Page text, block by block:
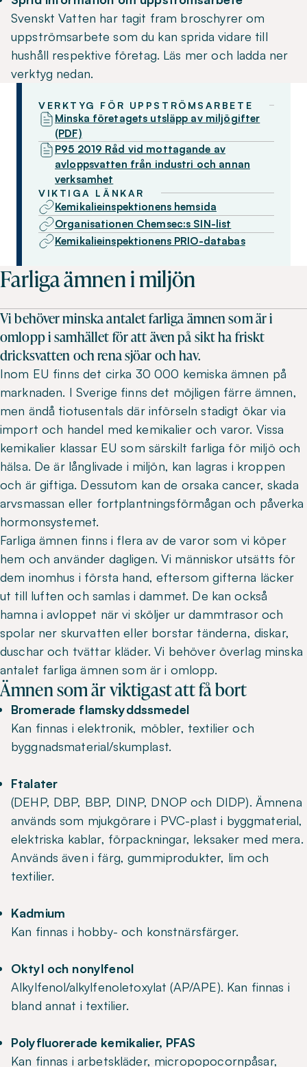
Svenskt Vatten har tagit fram broschyrer om
uppströmsarbete som du kan sprida vidare till
hushåll respektive företag. Läs mer och ladda ner
verktyg nedan.
VERKTYG FÖR UPPSTRÖMSARBETE
Minska företagets utsläpp av miljögifter
(PDF)
P95 2019 Råd vid mottagande av
avloppsvatten från industri och annan
verksamhet
VIKTIGA LÄNKAR
Kemikalieinspektionens hemsida
Organisationen Chemsec:s SIN-list
Kemikalieinspektionens PRIO-databas
Farliga ämnen i miljön
Vi behöver minska antalet farliga ämnen som är i
omlopp i samhället för att även på sikt ha friskt
dricksvatten och rena sjöar och hav.
Inom EU finns det cirka 30 000 kemiska ämnen på
marknaden. I Sverige finns det möjligen färre ämnen,
men ändå tiotusentals där införseln stadigt ökar via
import och handel med kemikalier och varor. Vissa
kemikalier klassar EU som särskilt farliga för miljö och
hälsa. De är långlivade i miljön, kan lagras i kroppen
och är giftiga. Dessutom kan de orsaka cancer, skada
arvsmassan eller fortplantningsförmågan och påverka
hormonsystemet.
Farliga ämnen finns i flera av de varor som vi köper
hem och använder dagligen. Vi människor utsätts för
dem inomhus i första hand, eftersom gifterna läcker
ut till luften och samlas i dammet. De kan också
hamna i avloppet när vi sköljer ur dammtrasor och
spolar ner skurvatten eller borstar tänderna, diskar,
duschar och tvättar kläder. Vi behöver överlag minska
antalet farliga ämnen som är i omlopp.
Ämnen som är viktigast att få bort
Bromerade flamskyddssmedel
Kan finnas i elektronik, möbler, textilier och
byggnadsmaterial/skumplast.
Ftalater
(DEHP, DBP, BBP, DINP, DNOP och DIDP). Ämnena
används som mjukgörare i PVC-plast i byggmaterial,
elektriska kablar, förpackningar, leksaker med mera.
Används även i färg, gummiprodukter, lim och
textilier.
Kadmium
Kan finnas i hobby- och konstnärsfärger.
Oktyl och nonylfenol
Alkylfenol/alkylfenoletoxylat (AP/APE). Kan finnas i
bland annat i textilier.
Polyfluorerade kemikalier, PFAS
Kan finnas i arbetskläder, micropopocornpåsar,